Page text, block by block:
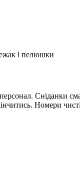
і пелюшки
Сніданки
Номери